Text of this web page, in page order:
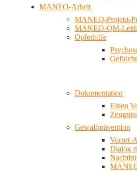
MANEO-Arbeit
MANEO-Projekt-
MANEO-QM-
Opferhilfe
Dokumentation
Einen
Gewaltprävention
Vorort-
Dialog